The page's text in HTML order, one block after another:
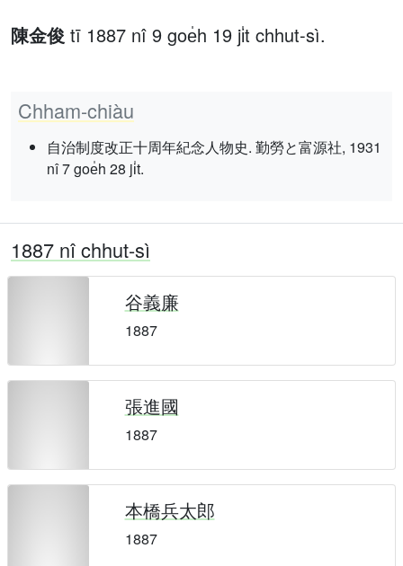
陳金俊 tī 1887 nî 9 goe̍h 19 ji̍t chhut-sì.
Chham-chiàu
自治制度改正十周年紀念人物史. 勤勞と富源社, 1931
nî 7 goe̍h 28 ji̍t.
1887 nî chhut-sì
谷義廉
1887
張進國
1887
本橋兵太郎
1887